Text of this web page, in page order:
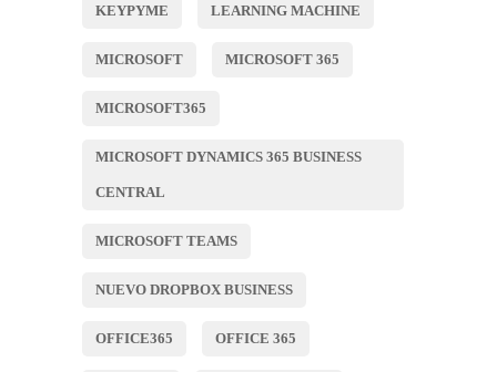
KEYPYME LEARNING MACHINE
MICROSOFT MICROSOFT 365
MICROSOFT365
MICROSOFT DYNAMICS 365 BUSINESS
CENTRAL
MICROSOFT TEAMS
NUEVO DROPBOX BUSINESS
OFFICE365 OFFICE 365